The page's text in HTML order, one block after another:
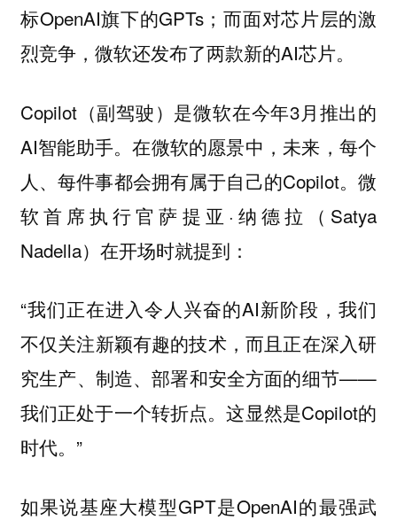
标OpenAI旗下的GPTs；而面对芯片层的激
烈竞争，微软还发布了两款新的AI芯片。
Copilot（副驾驶）是微软在今年3月推出的
AI智能助手。在微软的愿景中，未来，每个
人、每件事都会拥有属于自己的Copilot。微
软首席执行官萨提亚·纳德拉（Satya
Nadella）在开场时就提到：
“我们正在进入令人兴奋的AI新阶段，我们
不仅关注新颖有趣的技术，而且正在深入研
究生产、制造、部署和安全方面的细节——
我们正处于一个转折点。这显然是Copilot的
时代。”
如果说基座大模型GPT是OpenAI的最强武